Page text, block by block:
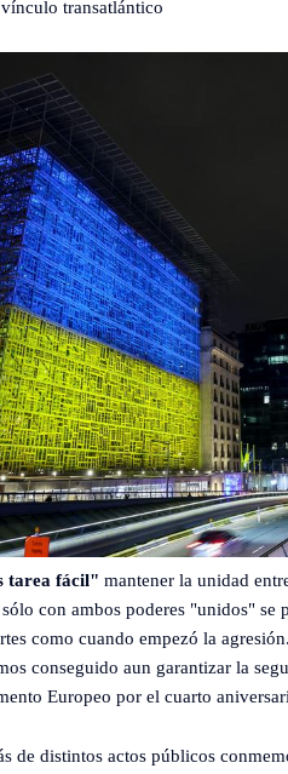
transatlántico
tarea fácil" mantener la unidad
con ambos poderes "unidos" se
como cuando empezó la
conseguido aun garantizar la
Europeo por el cuarto
de distintos actos públicos